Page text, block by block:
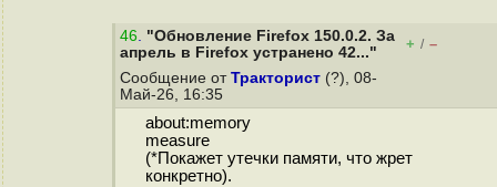
46. "Обновление Firefox 150.0.2. За
апрель в Firefox устранено 42..."
+ / –
Сообщение от Тракторист (?), 08-
Май-26, 16:35
about:memory
measure
(*Покажет утечки памяти, что жрет
конкретно).